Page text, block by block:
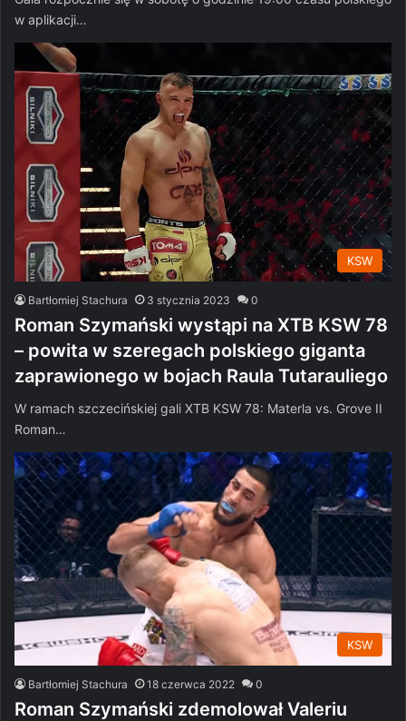
w aplikacji…
KSW
Bartłomiej Stachura 3 stycznia 2023 0
Roman Szymański wystąpi na XTB KSW 78
– powita w szeregach polskiego giganta
zaprawionego w bojach Raula Tutarauliego
W ramach szczecińskiej gali XTB KSW 78: Materla vs. Grove II
Roman…
KSW
Bartłomiej Stachura 18 czerwca 2022 0
Roman Szymański zdemolował Valeriu